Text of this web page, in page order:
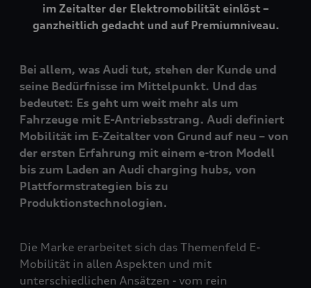
im Zeitalter der Elektromobilität einlöst –
ganzheitlich gedacht und auf Premiumniveau.
Bei allem, was Audi tut, stehen der Kunde und
seine Bedürfnisse im Mittelpunkt. Und das
bedeutet: Es geht um weit mehr als um
Fahrzeuge mit E-Antriebsstrang. Audi definiert
Mobilität im E-Zeitalter von Grund auf neu – von
der ersten Erfahrung mit einem e-tron Modell
bis zum Laden an Audi charging hubs, von
Plattformstrategien bis zu
Produktionstechnologien.
Die Marke erarbeitet sich das Themenfeld E-
Mobilität in allen Aspekten und mit
unterschiedlichen Ansätzen - vom rein